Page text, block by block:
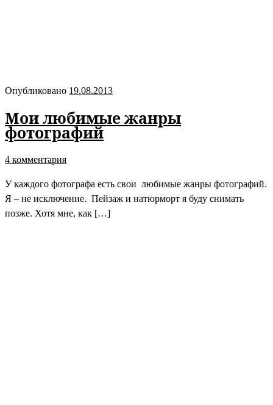
Опубликовано 19.08.2013
Мои любимые жанры
фотографий
4 комментария
У каждого фотографа есть свои любимые жанры фотографий.
Я – не исключение. Пейзаж и натюрморт я буду снимать
позже. Хотя мне, как […]